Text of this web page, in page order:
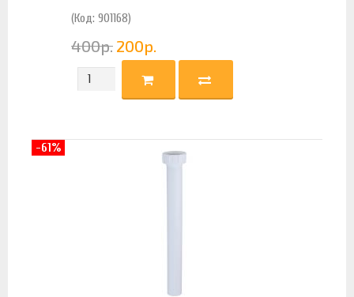
(Код: 901168)
400р. 200р.
-61%